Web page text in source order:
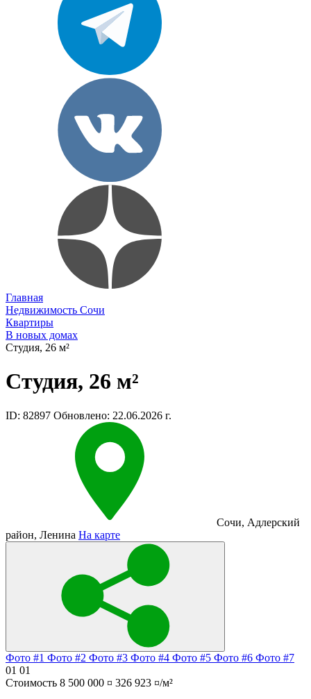
Главная
Недвижимость Сочи
Квартиры
В новых домах
Студия, 26 м²
Студия, 26 м²
ID: 82897 Обновлено: 22.06.2026 г.
Сочи, Адлерский
район, Ленина На карте
Фото #1 Фото #2 Фото #3 Фото #4 Фото #5 Фото #6 Фото #7
01 01
Стоимость 8 500 000 ¤ 326 923 ¤/м²